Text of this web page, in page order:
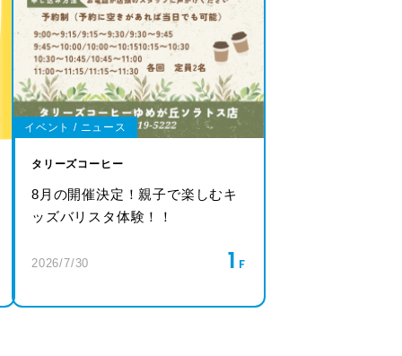
イベント / ニュース
タリーズコーヒー
8月の開催決定！親子で楽しむキ
ッズバリスタ体験！！
2026/7/30 1